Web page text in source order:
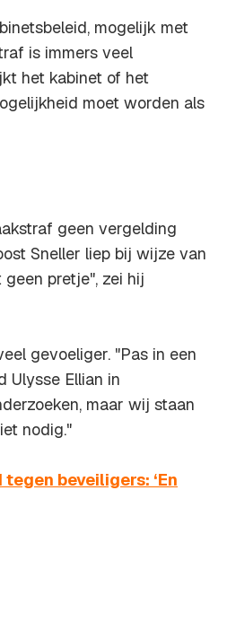
mogelijk met
is immers veel
het kabinet of het
moet worden als
geen vergelding
Sneller liep bij wijze van
pretje", zei hij
gevoeliger. "Pas in een
Ulysse Ellian in
maar wij staan
nodig."
beveiligers: ‘En